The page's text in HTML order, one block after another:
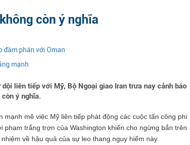
còn ý nghĩa
đàm phán với Oman
mạnh
liên tiếp với Mỹ, Bộ Ngoại giao Iran trưa nay cảnh báo
ý nghĩa.
mẽ việc Mỹ liên tiếp phát động các cuộc tấn công phi
trắng trợn của Washington khiến cho ngừng bắn trên
về hậu quả của sự leo thang nguy hiểm này.